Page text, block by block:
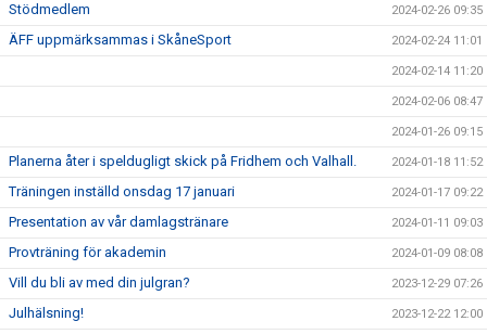
Stödmedlem 2024-02-26 09:35
ÄFF uppmärksammas i SkåneSport 2024-02-24 11:01
2024-02-14 11:20
2024-02-06 08:47
2024-01-26 09:15
Planerna åter i speldugligt skick på Fridhem och Valhall. 2024-01-18 11:52
Träningen inställd onsdag 17 januari 2024-01-17 09:22
Presentation av vår damlagstränare 2024-01-11 09:03
Provträning för akademin 2024-01-09 08:08
Vill du bli av med din julgran? 2023-12-29 07:26
Julhälsning! 2023-12-22 12:00